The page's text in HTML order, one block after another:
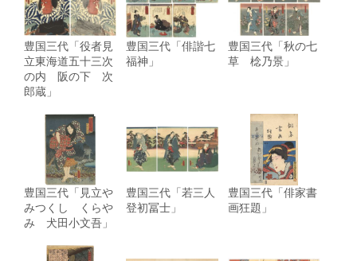
豊国三代「役者見
立東海道五十三次
の内 阪の下 次
郎蔵」
豊国三代「俳諧七
福神」
豊国三代「秋の七
草 棯乃景」
豊国三代「見立や
みつくし くらや
み 犬田小文吾」
豊国三代「若三人
登初冨士」
豊国三代「俳家書
画狂題」